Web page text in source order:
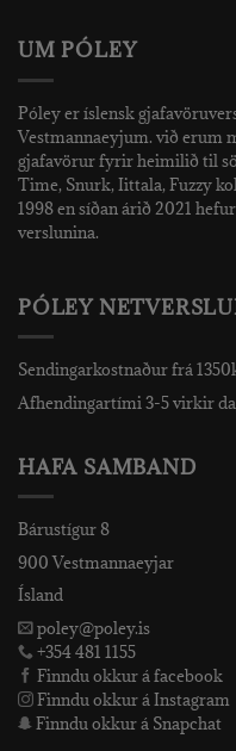
UM PÓLEY
Póley er íslensk
Vestmannaeyjum. við erum
gjafavörur fyrir heimilið til
Time, Snurk, Iittala, Fuzzy
1998 en síðan árið 2021
verslunina.
PÓLEY
Sendingarkostnaður frá
Afhendingartími 3-5 virkir
HAFA SAMBAND
Bárustígur 8
900 Vestmannaeyjar
Ísland
poley@poley.is
+354 481 1155
Finndu okkur á facebook
Finndu okkur á Instagram
Finndu okkur á Snapchat